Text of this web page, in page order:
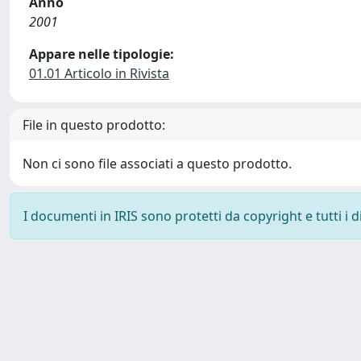
2001
Appare nelle tipologie:
01.01 Articolo in Rivista
File in questo prodotto:
Non ci sono file associati a questo prodotto.
I documenti in IRIS sono protetti da copyright e tutti i